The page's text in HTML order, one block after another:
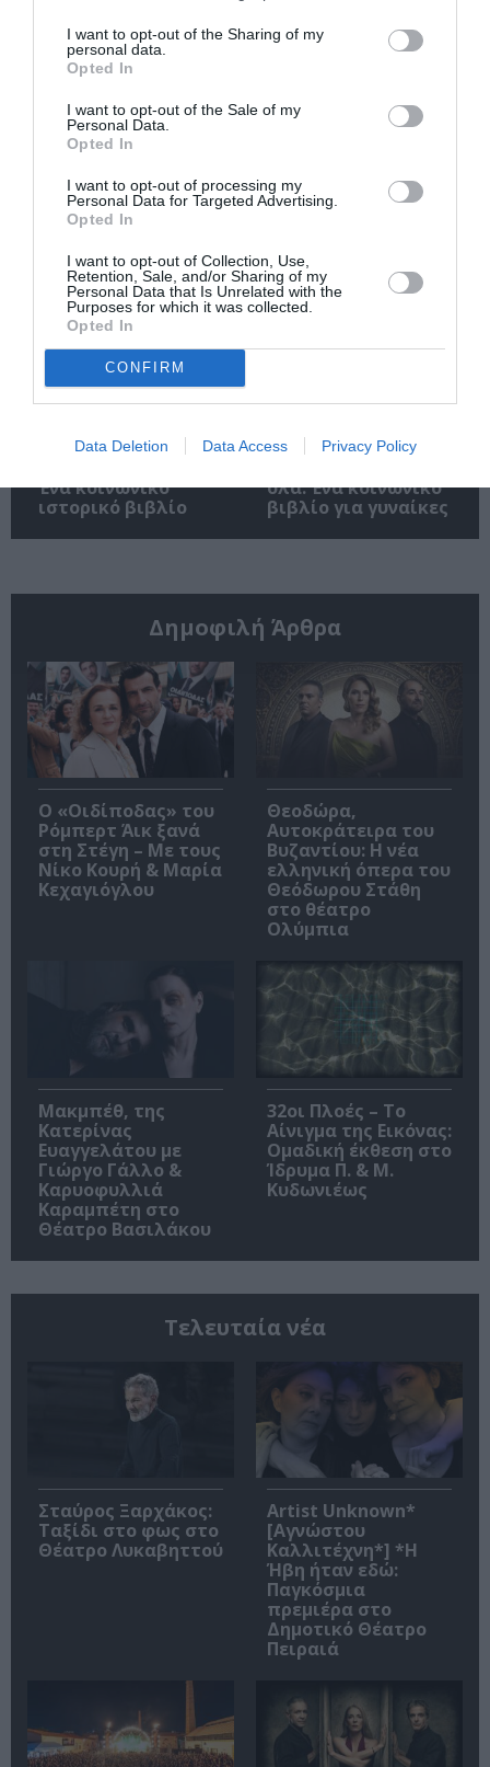
I want to opt-out of the Sharing of my
personal data.
Opted In
I want to opt-out of the Sale of my
Personal Data.
Opted In
I want to opt-out of processing my
Personal Data for Targeted Advertising.
Opted In
I want to opt-out of Collection, Use,
Retention, Sale, and/or Sharing of my
Personal Data that Is Unrelated with the
Purposes for which it was collected.
Opted In
CONFIRM
Data Deletion Data Access Privacy Policy
ενός πτώματος: Μια
συλλογή
διηγημάτων του
Κρζιζανόφσκι
Φωνές: Ένα βιβλίο
ως εσωτερικός
Φιλίπ Κολλέν – Ο
Ένα κοινωνικό
ιστορικό βιβλίο
Ελένη Μπουκαούρη
όλα: Ένα κοινωνικό
βιβλίο για γυναίκες
Δημοφιλή Άρθρα
O «Οιδίποδας» του
Ρόμπερτ Άικ ξανά
στη Στέγη – Με τους
Νίκο Κουρή & Μαρία
Κεχαγιόγλου
Θεοδώρα,
Αυτοκράτειρα του
Βυζαντίου: Η νέα
ελληνική όπερα του
Θεόδωρου Στάθη
στο θέατρο
Ολύμπια
Μακμπέθ, της
Κατερίνας
Ευαγγελάτου με
Γιώργο Γάλλο &
Καρυοφυλλιά
Καραμπέτη στο
Θέατρο Βασιλάκου
32οι Πλοές – Το
Αίνιγμα της Εικόνας:
Ομαδική έκθεση στο
Ίδρυμα Π. & Μ.
Κυδωνιέως
Τελευταία νέα
Σταύρος Ξαρχάκος:
Ταξίδι στο φως στο
Θέατρο Λυκαβηττού
Artist Unknown*
[Αγνώστου
Καλλιτέχνη*] *Η
Ήβη ήταν εδώ:
Παγκόσμια
πρεμιέρα στο
Δημοτικό Θέατρο
Πειραιά